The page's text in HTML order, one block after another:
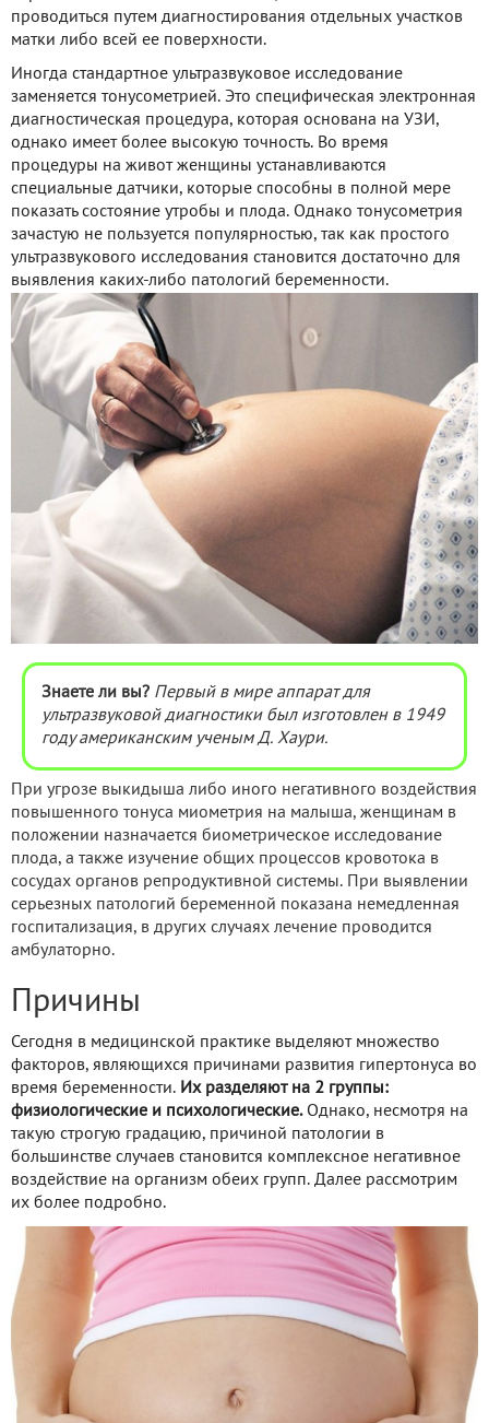
проводиться путем диагностирования отдельных участков
матки либо всей ее поверхности.
Иногда стандартное ультразвуковое исследование
заменяется тонусометрией. Это специфическая электронная
диагностическая процедура, которая основана на УЗИ,
однако имеет более высокую точность. Во время
процедуры на живот женщины устанавливаются
специальные датчики, которые способны в полной мере
показать состояние утробы и плода. Однако тонусометрия
зачастую не пользуется популярностью, так как простого
ультразвукового исследования становится достаточно для
выявления каких-либо патологий беременности.
Знаете ли вы? Первый в мире аппарат для
ультразвуковой диагностики был изготовлен в 1949
году американским ученым Д. Хаури.
При угрозе выкидыша либо иного негативного воздействия
повышенного тонуса миометрия на малыша, женщинам в
положении назначается биометрическое исследование
плода, а также изучение общих процессов кровотока в
сосудах органов репродуктивной системы. При выявлении
серьезных патологий беременной показана немедленная
госпитализация, в других случаях лечение проводится
амбулаторно.
Причины
Сегодня в медицинской практике выделяют множество
факторов, являющихся причинами развития гипертонуса во
время беременности. Их разделяют на 2 группы:
физиологические и психологические.Однако, несмотря на
такую строгую градацию, причиной патологии в
большинстве случаев становится комплексное негативное
воздействие на организм обеих групп. Далее рассмотрим
их более подробно.